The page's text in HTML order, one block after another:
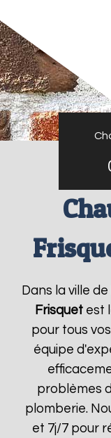
Dans la ville de
Frisquet est
pour tous
équipe
problèmes
plomberie.
et 7j/7 pour